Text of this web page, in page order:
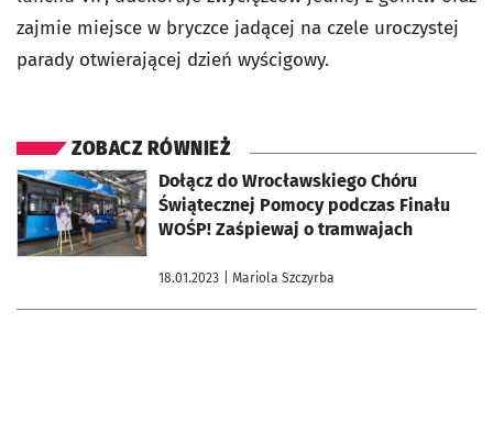
zajmie miejsce w bryczce jadącej na czele uroczystej
parady otwierającej dzień wyścigowy.
ZOBACZ RÓWNIEŻ
Dołącz do Wrocławskiego Chóru
Świątecznej Pomocy podczas Finału
WOŚP! Zaśpiewaj o tramwajach
18.01.2023 | Mariola Szczyrba
otworzy się w nowej karcie